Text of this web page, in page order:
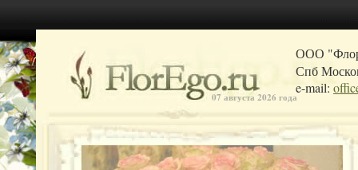
07 августа 2026 года
ООО
Спб
e-mail: